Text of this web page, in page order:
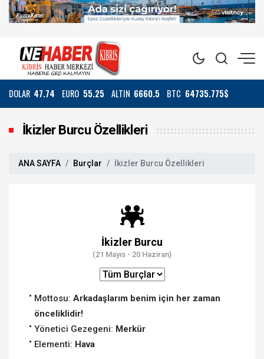
DOLAR 47.74 EURO 55.25 ALTIN 6660.5 BTC 64735.775$
İkizler Burcu Özellikleri
ANA SAYFA Burçlar İkizler Burcu Özellikleri
İkizler Burcu
(21 Mayıs - 20 Haziran)
Mottosu: Arkadaşlarım benim için her zaman
önceliklidir!
Yönetici Gezegeni: Merkür
Elementi: Hava